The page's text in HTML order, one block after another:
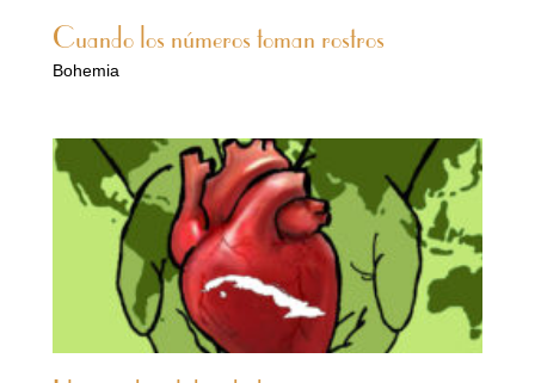
Cuando los números toman rostros
Bohemia